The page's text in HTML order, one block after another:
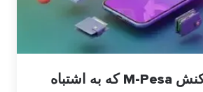
چگونه یک تراکنش M-Pesa که به اشتباه